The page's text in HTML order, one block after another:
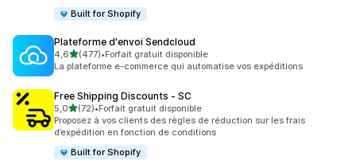
Built for Shopify
Plateforme d'envoi Sendcloud
4,6étoile(s) sur 5
(477)
477 avis au total
•Forfait gratuit disponible
La plateforme e-commerce qui automatise vos expéditions
Free Shipping Discounts ‑ SC
5,0étoile(s) sur 5
(72)
72 avis au total
•Forfait gratuit disponible
Proposez à vos clients des règles de réduction sur les frais
d’expédition en fonction de conditions
Built for Shopify